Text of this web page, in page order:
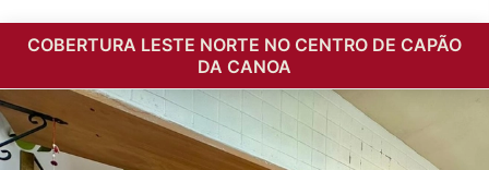
COBERTURA LESTE NORTE NO CENTRO DE CAPÃO
DA CANOA